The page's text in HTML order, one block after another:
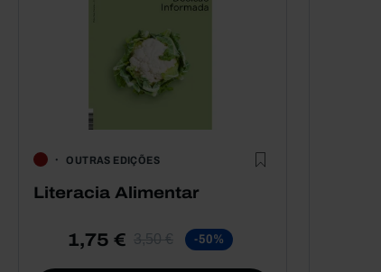
OUTRAS EDIÇÕES
Literacia Alimentar
1,75 € 3,50 € -50%